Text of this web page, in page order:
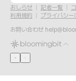
おしらせ 記者一覧
利用規約
プライバシー
お問い合わせ